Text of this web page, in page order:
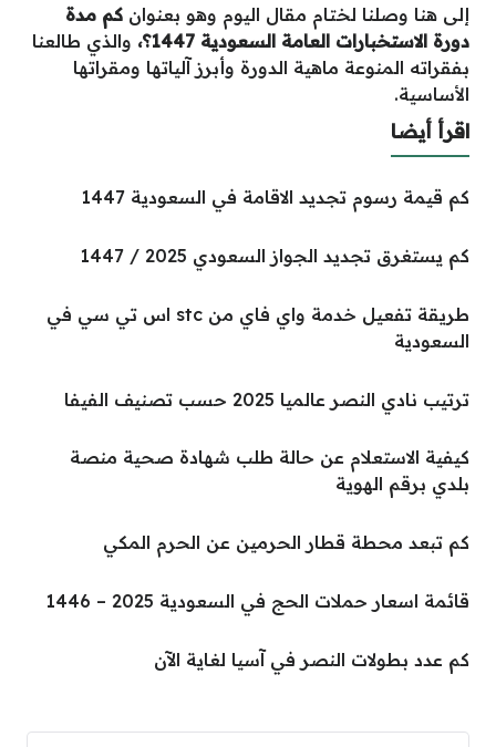
إلى هنا وصلنا لختام مقال اليوم وهو بعنوان كم مدة
دورة الاستخبارات العامة السعودية 1447؟،
والذي طالعنا
بفقراته المنوعة ماهية الدورة وأبرز آلياتها ومقراتها
الأساسية.
اقرأ أيضا
كم قيمة رسوم تجديد الاقامة في السعودية 1447
كم يستغرق تجديد الجواز السعودي 2025 / 1447
طريقة تفعيل خدمة واي فاي من stc اس تي سي في
السعودية
ترتيب نادي النصر عالميا 2025 حسب تصنيف الفيفا
كيفية الاستعلام عن حالة طلب شهادة صحية منصة
بلدي برقم الهوية
كم تبعد محطة قطار الحرمين عن الحرم المكي
قائمة اسعار حملات الحج في السعودية 2025 – 1446
كم عدد بطولات النصر في آسيا لغاية الآن